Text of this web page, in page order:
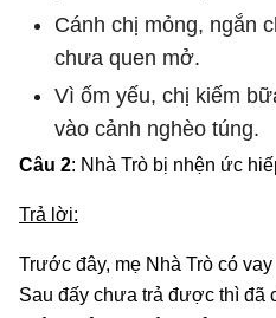
Cánh chị mỏng, ngắn
chưa quen mở.
Vì ốm yếu, chị kiếm
vào cảnh nghèo túng.
Câu 2: Nhà Trò bị nhện ức
Trả lời:
Trước đây, mẹ Nhà Trò có
Sau đấy chưa trả được thì đã